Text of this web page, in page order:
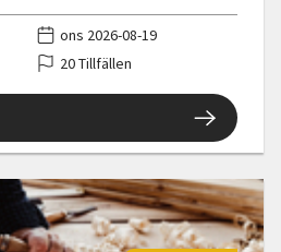
ons 2026-08-19
20 Tillfällen